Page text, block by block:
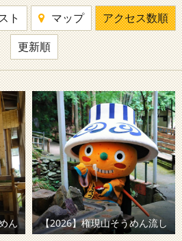
ト マップ
アクセス数順
更新順
ん 【2026】権現山そうめん流し